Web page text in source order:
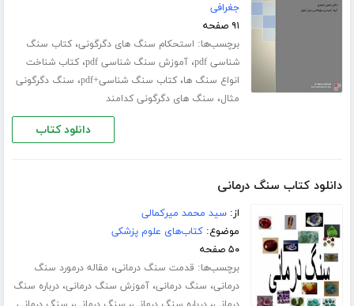
جغرافی
۹۱ صفحه
برچسب‌ها: استحکام سنگ های دگرگونی،کتاب سنگ
شناسی pdf
،آموزش سنگ شناسی pdf ،کتاب شناخت
انواع سنگ ها،کتاب سنگ شناسی+pdf ، سنگ دگرگونی
مثال، سنگ های دگرگونی کدامند
دانلود کتاب
دانلود کتاب سنگ درمانی
از:سید محمد میرکمالی
موضوع:کتاب‌های علوم پزشکی
۵۰ صفحه
برچسب‌ها: قدمت سنگ درمانی، مقاله درمورد سنگ
درمانی، سنگ درمانی،آموزش سنگ درمانی،درباره سنگ